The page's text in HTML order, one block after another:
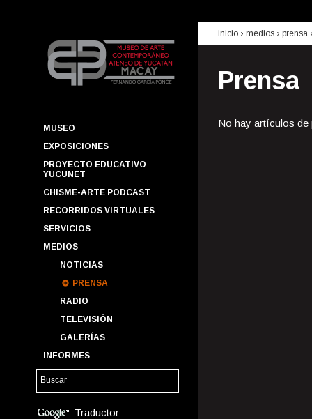
MUSEO
EXPOSICIONES
PROYECTO EDUCATIVO
YUCUNET
CHISME-ARTE PODCAST
RECORRIDOS VIRTUALES
SERVICIOS
MEDIOS
NOTICIAS
PRENSA
RADIO
TELEVISIÓN
GALERÍAS
INFORMES
Traductor
inicio › medios › prensa
Prensa
No hay artículos de